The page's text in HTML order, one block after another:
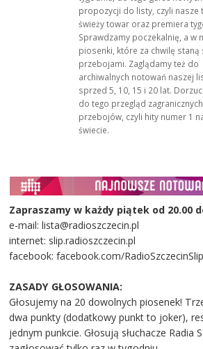
propozycji do listy, czyli nasze
świeży towar oraz premiera
Sprawdzamy poczekalnię, a w
piosenki, które za chwilę staną
przebojami. Zaglądamy też do
archiwalnych notowań naszej
sprzed 5, 10, 15 i 20 lat.
do tego przegląd
przebojów, czyli hity numer 1
świecie.
Zapraszamy w każdy piątek od 20.00
e-mail: lista@radioszczecin.pl
internet: slip.radioszczecin.pl
facebook: facebook.com/RadioSzczecinSlip
ZASADY GŁOSOWANIA:
Głosujemy na 20 dowolnych piosenek!
dwa punkty (dodatkowy punkt to joker),
jednym punkcie. Głosują słuchacze Radia